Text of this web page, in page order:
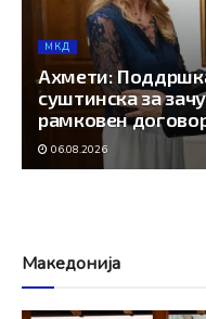
МКД
Ахмети:
суштинска за
рамковен
06.08.2026
Македонија